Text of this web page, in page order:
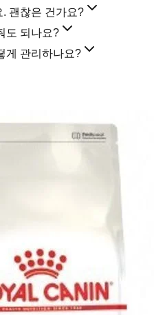
괜찮은 건가요?
도 되나요?
게 관리하나요?